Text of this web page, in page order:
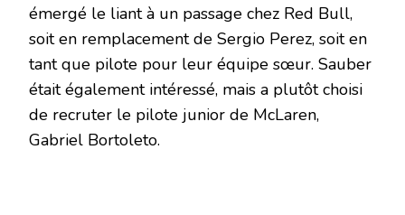
émergé le liant à un passage chez Red Bull,
soit en remplacement de Sergio Perez, soit en
tant que pilote pour leur équipe sœur. Sauber
était également intéressé, mais a plutôt choisi
de recruter le pilote junior de McLaren,
Gabriel Bortoleto.